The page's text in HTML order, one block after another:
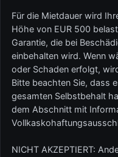
Für die Mietdauer wird
Höhe von EUR 500
Garantie, die bei
einbehalten wird. Wenn
oder Schaden erfolgt,
Bitte beachten Sie, dass
gesamten Selbstbehalt
dem Abschnitt mit
NICHT AKZEPTIERT: